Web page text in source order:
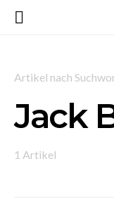
Artikel nach
Jack
1 Artikel